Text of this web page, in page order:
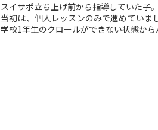
スイサポ立ち上げ前から指導していた子。
当初は、個人レッスンのみで進めてい
学校1年生のクロールができない状態か